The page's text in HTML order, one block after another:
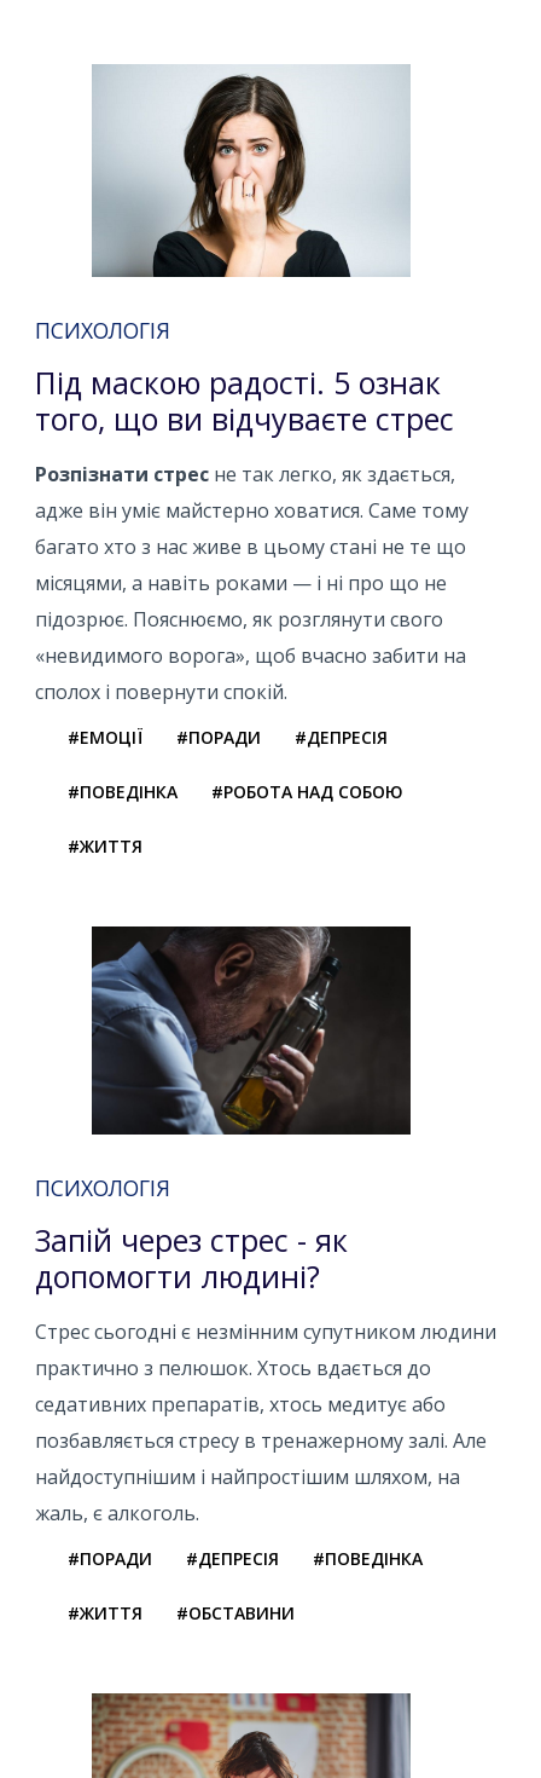
ПСИХОЛОГІЯ
Під маскою радості. 5 ознак
того, що ви відчуваєте стрес
Розпізнати стрес не так легко, як здається,
адже він уміє майстерно ховатися. Саме тому
багато хто з нас живе в цьому стані не те що
місяцями, а навіть роками — і ні про що не
підозрює. Пояснюємо, як розглянути свого
«невидимого ворога», щоб вчасно забити на
сполох і повернути спокій.
#ЕМОЦІЇ #ПОРАДИ #ДЕПРЕСІЯ
#ПОВЕДІНКА #РОБОТА НАД СОБОЮ
#ЖИТТЯ
ПСИХОЛОГІЯ
Запій через стрес - як
допомогти людині?
Стрес сьогодні є незмінним супутником людини
практично з пелюшок. Хтось вдається до
седативних препаратів, хтось медитує або
позбавляється стресу в тренажерному залі. Але
найдоступнішим і найпростішим шляхом, на
жаль, є алкоголь.
#ПОРАДИ #ДЕПРЕСІЯ #ПОВЕДІНКА
#ЖИТТЯ #ОБСТАВИНИ